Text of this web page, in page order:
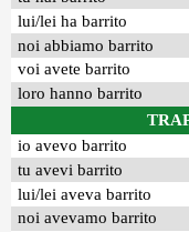
lui/lei ha barrito
noi abbiamo barrito
voi avete barrito
loro hanno barrito
io avevo barrito
tu avevi barrito
lui/lei aveva barrito
noi avevamo barrito